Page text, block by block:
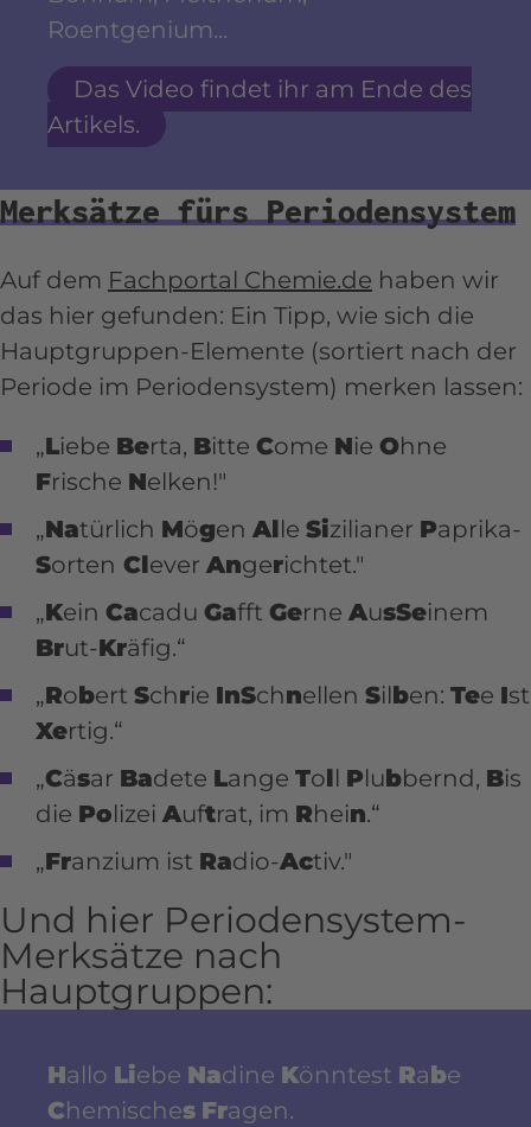
Roentgenium...
Das Video findet ihr am Ende des
Artikels.
Merksätze fürs Periodensystem
Auf dem Fachportal Chemie.de haben wir
das hier gefunden: Ein Tipp, wie sich die
Hauptgruppen-Elemente (sortiert nach der
Periode im Periodensystem) merken lassen:
„Liebe Berta, Bitte Come Nie Ohne
Frische Nelken!"
„Natürlich Mögen Alle Sizilianer Paprika-
Sorten Clever Angerichtet."
„Kein Cacadu Gafft Gerne AusSeinem
Brut-Kräfig.“
„Robert Schrie InSchnellen Silben: Tee Ist
Xertig.“
„Cäsar Badete Lange Toll Plubbernd, Bis
die Polizei Auftrat, im Rhein.“
„Franzium ist Radio-Activ."
Und hier Periodensystem-
Merksätze nach
Hauptgruppen:
Hallo Liebe Nadine Könntest Rabe
Chemisches Fragen.